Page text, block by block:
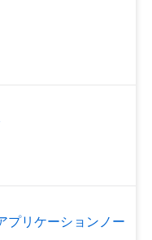
プリケーションノー